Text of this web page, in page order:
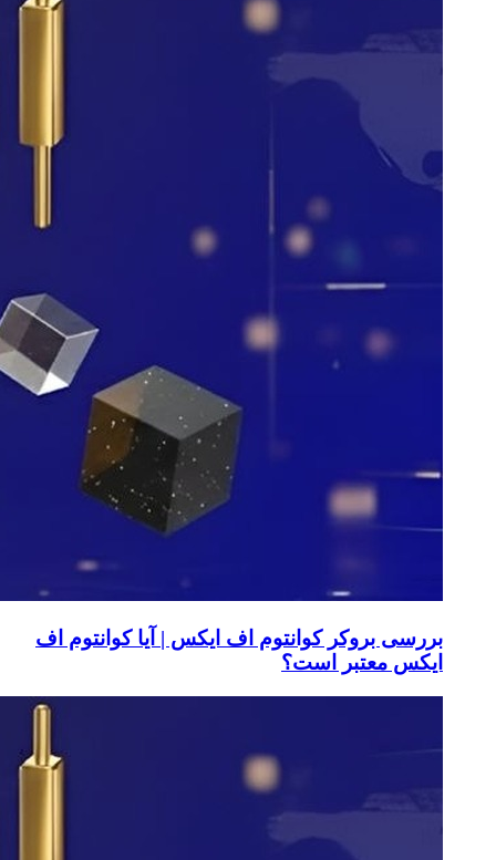
بررسی بروکر کوانتوم اف ایکس | آیا کوانتوم اف
ایکس معتبر است؟